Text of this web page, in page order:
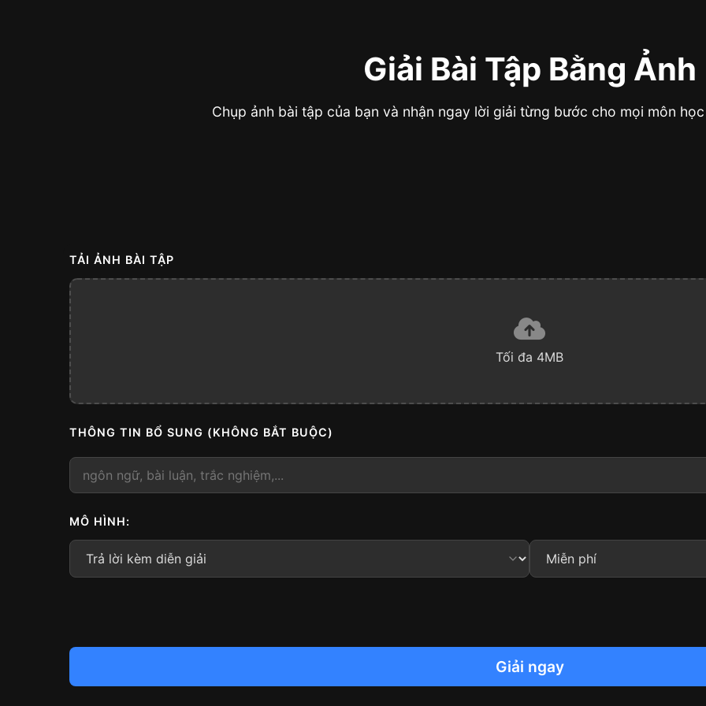
Giải Bài Tập Bằng Ảnh
Chụp ảnh bài tập của bạn và nhận ngay lời giải từng bước cho mọi môn
TẢI ẢNH BÀI TẬP
Tối đa 4MB
THÔNG TIN BỔ SUNG (KHÔNG BẮT BUỘC)
MÔ HÌNH:
Giải ngay